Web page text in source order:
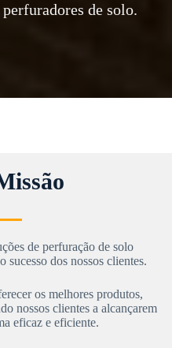
de solo.
de perfuração de solo
dos nossos clientes.
os melhores produtos,
nossos clientes a alcançarem
eficaz e eficiente.